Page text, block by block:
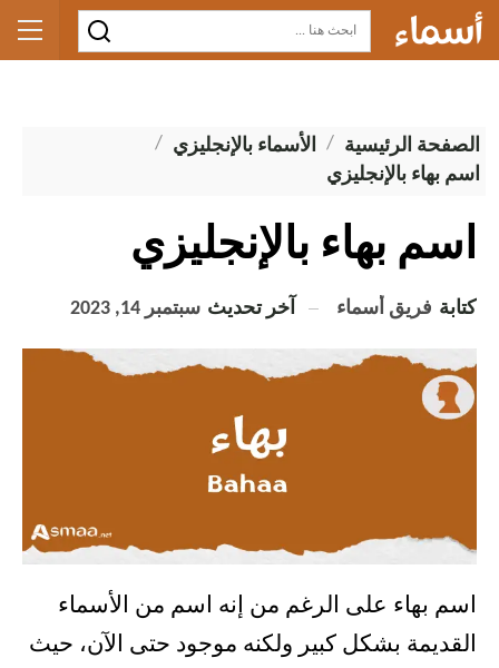
الصفحة الرئيسية
الأسماء بالإنجليزي
اسم بهاء بالإنجليزي
اسم بهاء بالإنجليزي
كتابة فريق أسماء آخر تحديث سبتمبر 14, 2023
اسم بهاء على الرغم من إنه اسم من الأسماء
القديمة بشكل كبير ولكنه موجود حتى الآن، حيث